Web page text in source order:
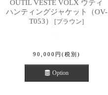
OUTIL VESTE VOLX ウティ
ハンティングジャケット（OV-
T053）
[ブラウン]
90,000 円 (税別)
Option